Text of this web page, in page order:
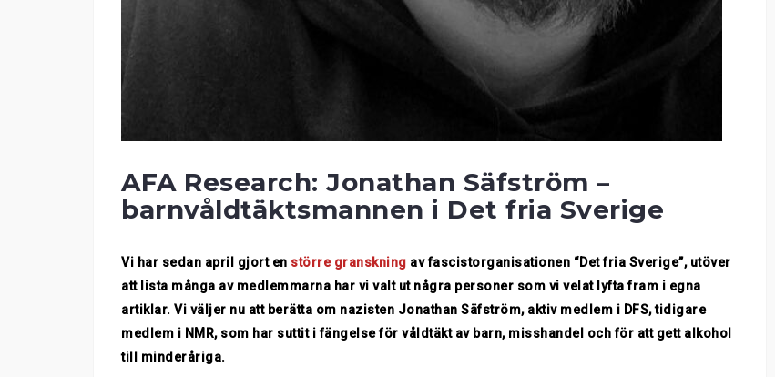
AFA Research: Jonathan Säfström –
barnvåldtäktsmannen i Det fria Sverige
Vi har sedan april gjort en större granskning av fascistorganisationen “Det fria Sverige”, utöver
att lista många av medlemmarna har vi valt ut några personer som vi velat lyfta fram i egna
artiklar. Vi väljer nu att berätta om nazisten Jonathan Säfström, aktiv medlem i DFS, tidigare
medlem i NMR, som har suttit i fängelse för våldtäkt av barn, misshandel och för att gett alkohol
till minderåriga.